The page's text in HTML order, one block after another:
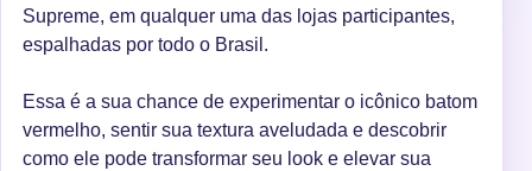
Supreme, em qualquer uma das lojas participantes,
espalhadas por todo o Brasil.
Essa é a sua chance de experimentar o icônico batom
vermelho, sentir sua textura aveludada e descobrir
como ele pode transformar seu look e elevar sua